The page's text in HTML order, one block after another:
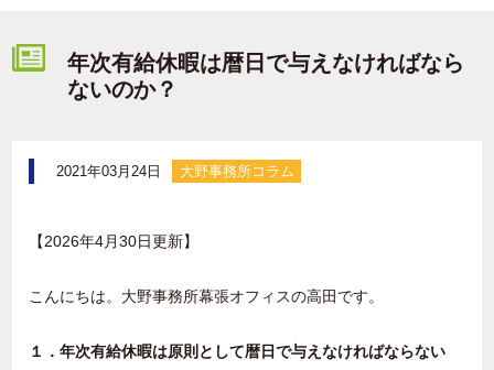
年次有給休暇は暦日で与えなければなら
ないのか？
2021年03月24日 大野事務所コラム
【2026年4月30日更新】
こんにちは。大野事務所幕張オフィスの高田です。
１．年次有給休暇は原則として暦日で与えなければならない